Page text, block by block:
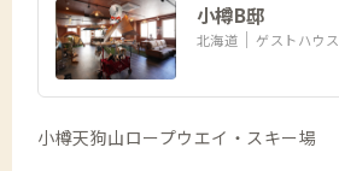
小樽B邸
北海道 ゲストハウス
小樽天狗山ロープウエイ・スキー場